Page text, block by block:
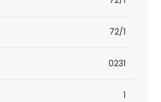
72/1
0231
1